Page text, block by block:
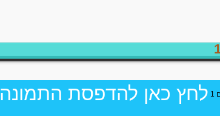
לחץ כאן להדפסת התמונה